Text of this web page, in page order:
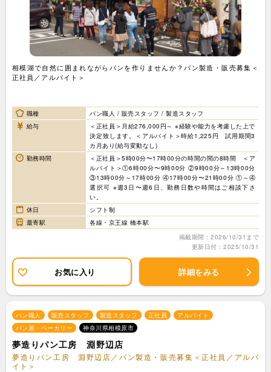
相模湖で自然に囲まれながらパンを作りませんか？パン製造・販売募集＜
正社員／アルバイト＞
職種
パン職人 / 販売スタッフ / 製造スタッフ
給与
＜正社員＞月給276,000円～ ※経験や能力を考慮した上で
決定致します。＜アルバイト＞時給1,225円 試用期間3
カ月あり(給与変動なし)
勤務時間
＜正社員＞5時00分〜17時00分の時間の間の8時間 ＜ア
ルバイト＞①6時00分〜9時00分 ②9時00分～13時00分
③13時00分～17時00分 ④17時00分〜21時00分 ①～④
選択可 ※週3日〜週6日、勤務日数や時間はご相談下さ
い。
休日
シフト制
最寄駅
各線・京王線 橋本駅
掲載期間：2026/10/31まで
更新日付：2025/10/31
お気に入り 詳細をみる
パン職人 販売スタッフ 製造スタッフ 正社員
アルバイト
パン屋・ベーカリー
神奈川県相模原市
夢造りパン工房 淵野辺店
夢造りパン工房 淵野辺店／パン製造・販売募集＜正社員／アルバ
イト＞